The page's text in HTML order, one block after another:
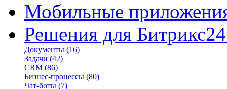
Мобильные
Решения для Битрикс24
Документы (16)
Задачи (42)
CRM (86)
Бизнес-процессы (80)
Чат-боты (7)